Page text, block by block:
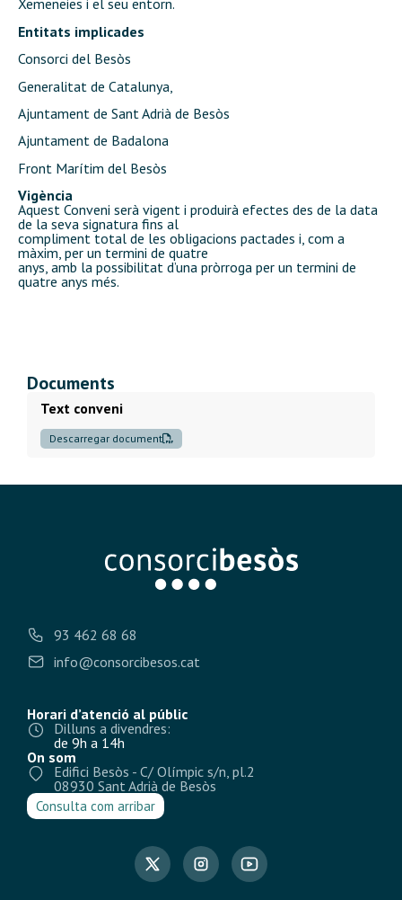
Xemeneies i el seu entorn.
Entitats implicades
Consorci del Besòs
Generalitat de Catalunya,
Ajuntament de Sant Adrià de Besòs
Ajuntament de Badalona
Front Marítim del Besòs
Vigència
Aquest Conveni serà vigent i produirà efectes des de la data
de la seva signatura fins al
compliment total de les obligacions pactades i, com a
màxim, per un termini de quatre
anys, amb la possibilitat d’una pròrroga per un termini de
quatre anys més.
Documents
Text conveni
Descarregar document
93 462 68 68
info@consorcibesos.cat
Horari d’atenció al públic
Dilluns a divendres:
de 9h a 14h
On som
Edifici Besòs - C/ Olímpic s/n, pl.2
08930 Sant Adrià de Besòs
Consulta com arribar